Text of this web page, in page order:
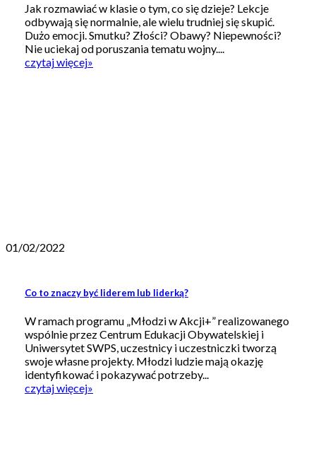
Jak rozmawiać w klasie o tym, co się dzieje? Lekcje
odbywają się normalnie, ale wielu trudniej się skupić.
Dużo emocji. Smutku? Złości? Obawy? Niepewności?
Nie uciekaj od poruszania tematu wojny....
czytaj więcej»
01/02/2022
Co to znaczy być liderem lub liderką?
W ramach programu „Młodzi w Akcji+” realizowanego
wspólnie przez Centrum Edukacji Obywatelskiej i
Uniwersytet SWPS, uczestnicy i uczestniczki tworzą
swoje własne projekty. Młodzi ludzie mają okazję
identyfikować i pokazywać potrzeby...
czytaj więcej»